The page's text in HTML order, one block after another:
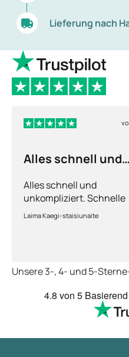
das Virus vermehrt, und
der Erkrankung. Die
vollständig eliminiert
Lieferung nach
Alles schnell und
Alles schnell und
unkompliziert. Schnelle
Lieferung.
Laima Kaegi-staisiunaite
Unsere 3-, 4- und 5-
4.8 von 5